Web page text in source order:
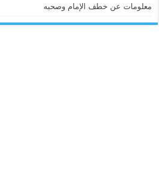
معلومات عن خطف الإمام وصحبه